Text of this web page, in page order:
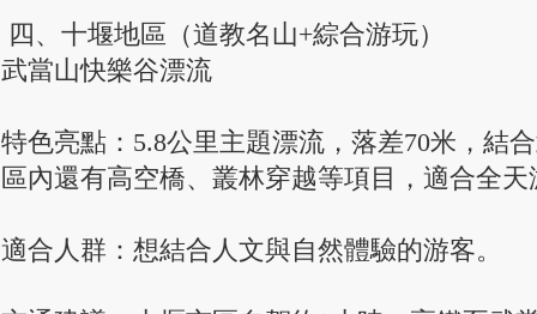
四、十堰地區（道教名山+綜合游玩）
武當山快樂谷漂流
特色亮點：5.8公里主題漂流，落差70米，結
區內還有高空橋、叢林穿越等項目，適合全天
適合人群：想結合人文與自然體驗的游客。